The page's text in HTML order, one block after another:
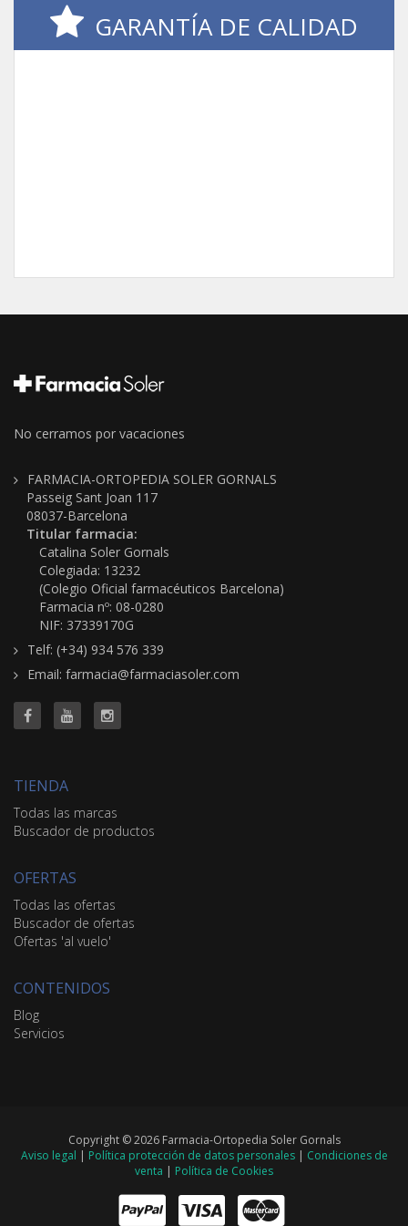
GARANTÍA DE CALIDAD
No cerramos por vacaciones
FARMACIA-ORTOPEDIA SOLER GORNALS
Passeig Sant Joan 117
08037-Barcelona
Titular farmacia:
Catalina Soler Gornals
Colegiada: 13232
(Colegio Oficial farmacéuticos Barcelona)
Farmacia nº: 08-0280
NIF: 37339170G
Telf: (+34) 934 576 339
Email: farmacia@farmaciasoler.com
TIENDA
Todas las marcas
Buscador de productos
OFERTAS
Todas las ofertas
Buscador de ofertas
Ofertas 'al vuelo'
CONTENIDOS
Blog
Servicios
Copyright © 2026 Farmacia-Ortopedia Soler Gornals
Aviso legal | Política protección de datos personales| Condiciones de
venta | Política de Cookies